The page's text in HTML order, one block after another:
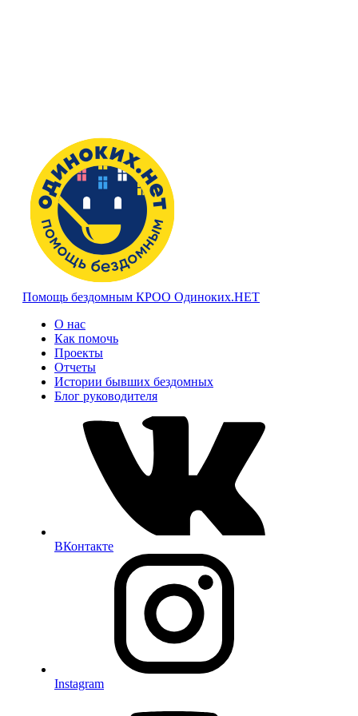
Помощь бездомным КРОО Одиноких.НЕТ
О нас
Как помочь
Проекты
Отчеты
Истории бывших бездомных
Блог руководителя
ВКонтакте
Instagram